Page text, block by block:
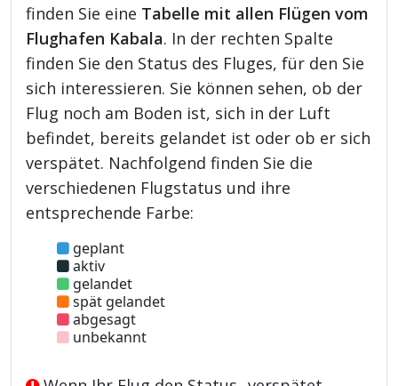
finden Sie eine Tabelle mit allen Flügen vom
Flughafen Kabala. In der rechten Spalte
finden Sie den Status des Fluges, für den Sie
sich interessieren. Sie können sehen, ob der
Flug noch am Boden ist, sich in der Luft
befindet, bereits gelandet ist oder ob er sich
verspätet. Nachfolgend finden Sie die
verschiedenen Flugstatus und ihre
entsprechende Farbe:
geplant
aktiv
gelandet
spät gelandet
abgesagt
unbekannt